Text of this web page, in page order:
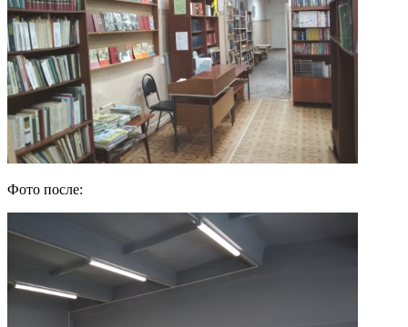
Фото после: